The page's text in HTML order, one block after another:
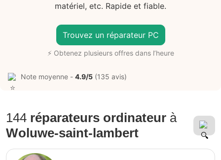
matériel, etc. Rapide et fiable.
Trouvez un réparateur PC
⚡ Obtenez plusieurs offres dans l’heure
Note moyenne - 4.9/5 (135 avis)
144 réparateurs ordinateur à
Woluwe-saint-lambert